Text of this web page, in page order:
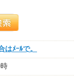
ﾒｰﾙで。